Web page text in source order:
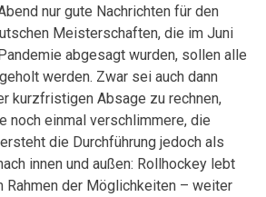
nur gute Nachrichten für den
Meisterschaften, die im Juni
abgesagt wurden, sollen alle
werden. Zwar sei auch dann
kurzfristigen Absage zu rechnen,
noch einmal verschlimmere, die
die Durchführung jedoch als
innen und außen: Rollhockey lebt
Rahmen der Möglichkeiten – weiter